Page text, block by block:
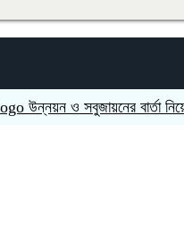
ও সবুজায়নের বার্তা নিয়ে